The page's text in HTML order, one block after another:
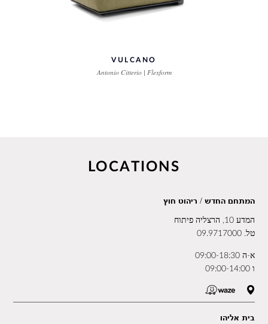
VULCANO
Antonio Citterio | Flexform
LOCATIONS
המתחם החדש / ריהוט חוץ
המדע 10, הרצליה פיתוח
טל.09.9717000
א-ה 09:00-18:30
ו 09:00-14:00
בית אליהו